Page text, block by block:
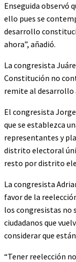
Enseguida observó
ello pues se
desarrollo
ahora”, añadió.
La congresista
Constitución no
remite al desarrollo
El congresista
que se establezca
representantes y
distrito electoral
resto por distrito
La congresista
favor de la
los congresistas no
ciudadanos que
considerar que
“Tener reelección